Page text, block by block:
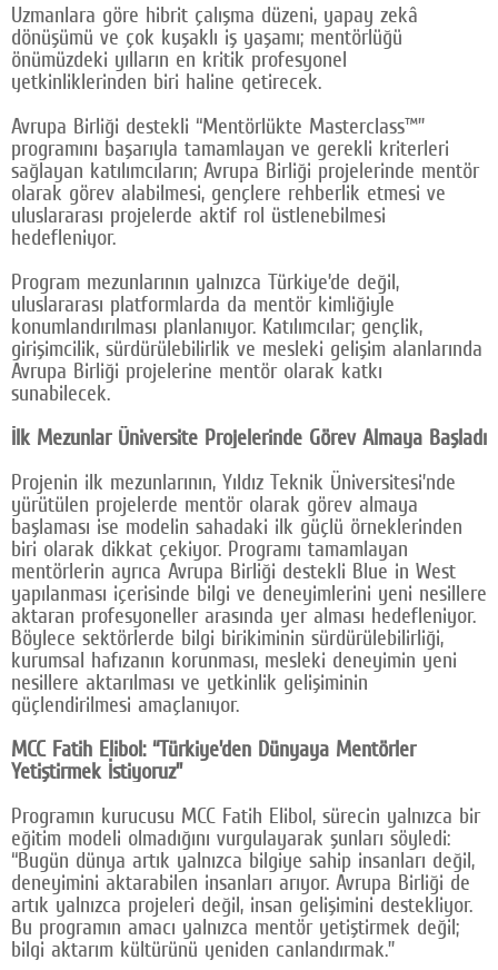
Uzmanlara göre hibrit çalışma düzeni, yapay zekâ
dönüşümü ve çok kuşaklı iş yaşamı; mentörlüğü
önümüzdeki yılların en kritik profesyonel
yetkinliklerinden biri haline getirecek.
Avrupa Birliği destekli “Mentörlükte Masterclass™”
programını başarıyla tamamlayan ve gerekli kriterleri
sağlayan katılımcıların; Avrupa Birliği projelerinde mentör
olarak görev alabilmesi, gençlere rehberlik etmesi ve
uluslararası projelerde aktif rol üstlenebilmesi
hedefleniyor.
Program mezunlarının yalnızca Türkiye’de değil,
uluslararası platformlarda da mentör kimliğiyle
konumlandırılması planlanıyor. Katılımcılar; gençlik,
girişimcilik, sürdürülebilirlik ve mesleki gelişim alanlarında
Avrupa Birliği projelerine mentör olarak katkı
sunabilecek.
İlk Mezunlar Üniversite Projelerinde Görev Almaya Başladı
Projenin ilk mezunlarının, Yıldız Teknik Üniversitesi’nde
yürütülen projelerde mentör olarak görev almaya
başlaması ise modelin sahadaki ilk güçlü örneklerinden
biri olarak dikkat çekiyor. Programı tamamlayan
mentörlerin ayrıca Avrupa Birliği destekli Blue in West
yapılanması içerisinde bilgi ve deneyimlerini yeni nesillere
aktaran profesyoneller arasında yer alması hedefleniyor.
Böylece sektörlerde bilgi birikiminin sürdürülebilirliği,
kurumsal hafızanın korunması, mesleki deneyimin yeni
nesillere aktarılması ve yetkinlik gelişiminin
güçlendirilmesi amaçlanıyor.
MCC Fatih Elibol: “Türkiye’den Dünyaya Mentörler
Yetiştirmek İstiyoruz”
Programın kurucusu MCC Fatih Elibol, sürecin yalnızca bir
eğitim modeli olmadığını vurgulayarak şunları söyledi:
“Bugün dünya artık yalnızca bilgiye sahip insanları değil,
deneyimini aktarabilen insanları arıyor. Avrupa Birliği de
artık yalnızca projeleri değil, insan gelişimini destekliyor.
Bu programın amacı yalnızca mentör yetiştirmek değil;
bilgi aktarım kültürünü yeniden canlandırmak.”